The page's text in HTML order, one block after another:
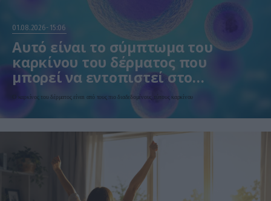
01.08.2026 15:06
Αυτό είναι το σύμπτωμα του
καρκίνου του δέρματος που
μπορεί να εντοπιστεί στο
κομμωτήριο! – Τι δείχνει νέα
έρευνα
Ο καρκίνος του δέρματος είναι από τους πιο διαδεδομένους τύπους καρκίνου